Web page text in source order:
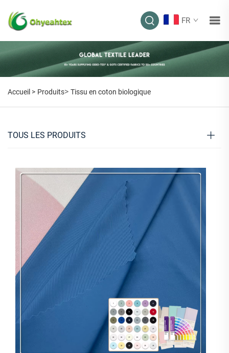
FR
Accueil > Produits> Tissu en coton biologique
TOUS LES PRODUITS